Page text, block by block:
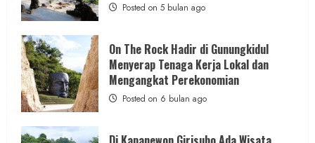
Berita Jateng
Kebakaran Hanguskan Kantin dan Gudang
SD Negeri 1 Jerukan, Polsek Juwangi
Lakukan Olah TKP
admin Posted on 1 hari ago
Posted on 5 bulan ago
On The Rock Hadir di Gunungkidul
Menyerap Tenaga Kerja Lokal dan
Mengangkat Perekonomian
Posted on 6 bulan ago